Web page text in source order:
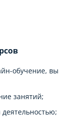
обучение, вы
занятий;